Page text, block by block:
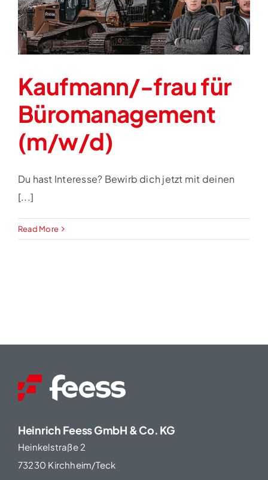
Kaufmann/-frau für
Büromanagement
(m/w/d)
Du hast Interesse? Bewirb dich jetzt mit deinen
[...]
Read More
Heinrich Feess GmbH & Co. KG
Heinkelstraße 2
73230 Kirchheim/Teck